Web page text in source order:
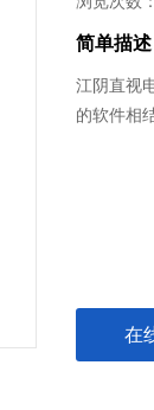
简单描述
江阴直视
的软件相
在